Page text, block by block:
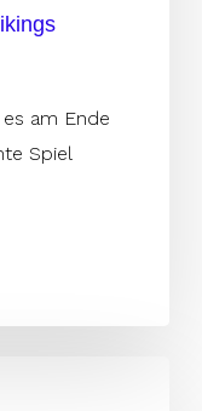
am Ende
Spiel